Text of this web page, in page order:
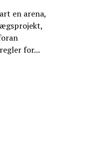
en arena,
for...